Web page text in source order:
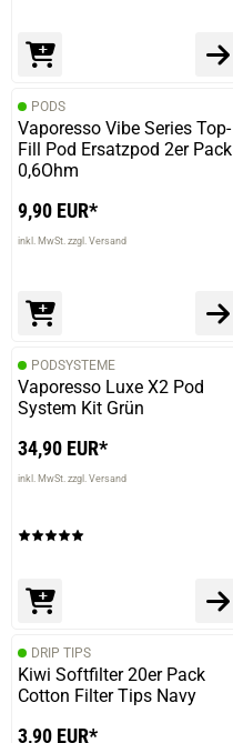
PODS
Vaporesso Vibe Series Top-
Fill Pod Ersatzpod 2er Pack
0,6Ohm
9,90 EUR*
inkl. MwSt. zzgl. Versand
PODSYSTEME
Vaporesso Luxe X2 Pod
System Kit Grün
34,90 EUR*
inkl. MwSt. zzgl. Versand
DRIP TIPS
Kiwi Softfilter 20er Pack
Cotton Filter Tips Navy
3,90 EUR*